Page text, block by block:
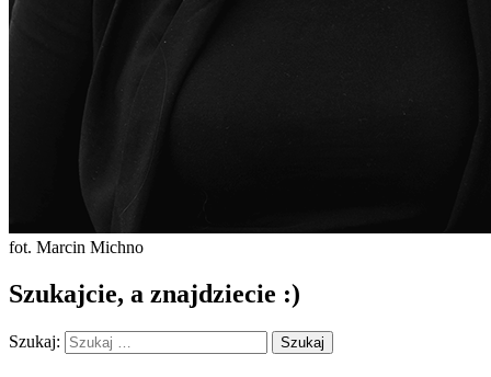
fot. Marcin Michno
Szukajcie, a znajdziecie :)
Szukaj: